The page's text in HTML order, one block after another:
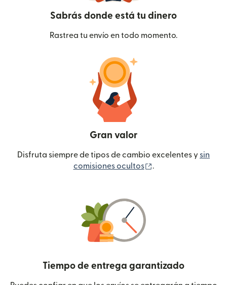
Sabrás donde está tu dinero
Rastrea tu envío en todo momento.
Gran valor
Disfruta siempre de tipos de cambio excelentes y sin
comisiones ocultos
(se abre en una
.
Tiempo de entrega garantizado